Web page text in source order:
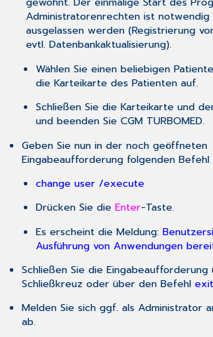
Administratorenrechten ist
ausgelassen werden (Registrierung
evtl. Datenbankaktualisierung).
Wählen Sie einen beliebigen
die Karteikarte des Patienten auf.
Schließen Sie die Karteikarte und
und beenden Sie CGM TURBOMED.
Geben Sie nun in der noch geöffneten
Eingabeaufforderung folgenden Befehl
change user /execute
Drücken Sie die Enter-Taste.
Es erscheint die Meldung:
Ausführung von Anwendungen
Schließen Sie die Eingabeaufforderung
Schließkreuz oder über den Befehl exit
Melden Sie sich ggf. als Administrator
ab.